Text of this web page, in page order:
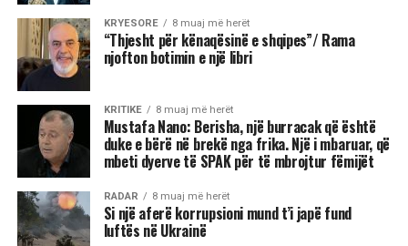
KRYESORE 8 muaj më herët
“Thjesht për kënaqësinë e shqipes”/ Rama
njofton botimin e një libri
KRITIKE 8 muaj më herët
Mustafa Nano: Berisha, një burracak që është
duke e bërë në brekë nga frika. Një i mbaruar, që
mbeti dyerve të SPAK për të mbrojtur fëmijët
RADAR 8 muaj më herët
Si një aferë korrupsioni mund t’i japë fund
luftës në Ukrainë